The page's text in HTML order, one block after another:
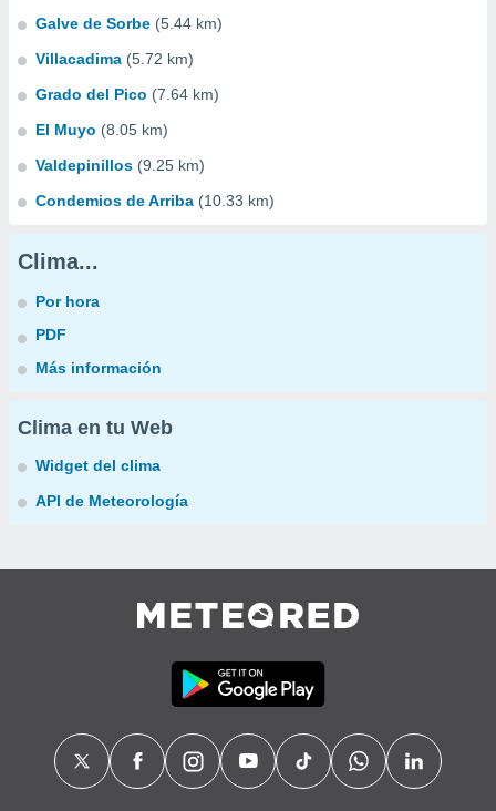
Galve de Sorbe (5.44 km)
Villacadima (5.72 km)
Grado del Pico (7.64 km)
El Muyo (8.05 km)
Valdepinillos (9.25 km)
Condemios de Arriba (10.33 km)
Clima...
Por hora
PDF
Más información
Clima en tu Web
Widget del clima
API de Meteorología